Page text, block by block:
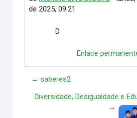
de 2025, 09:21
D
Enlace
← saberes2
Diversidade, Desigualdade e
→